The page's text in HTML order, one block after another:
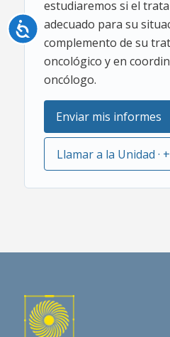
Accesibilidad
estudiaremos si el
adecuado para su
complemento de su
oncológico y en
oncólogo.
Enviar mis informes
Llamar a la Unidad ·